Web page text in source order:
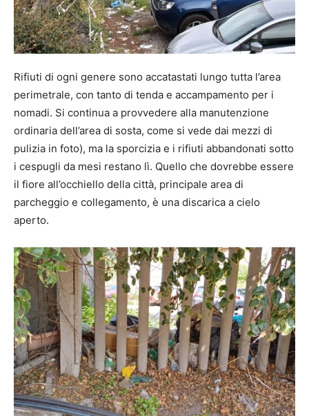
Rifiuti di ogni genere sono accatastati lungo tutta l’area
perimetrale, con tanto di tenda e accampamento per i
nomadi. Si continua a provvedere alla manutenzione
ordinaria dell’area di sosta, come si vede dai mezzi di
pulizia in foto), ma la sporcizia e i rifiuti abbandonati sotto
i cespugli da mesi restano lì. Quello che dovrebbe essere
il fiore all’occhiello della città, principale area di
parcheggio e collegamento, è una discarica a cielo
aperto.